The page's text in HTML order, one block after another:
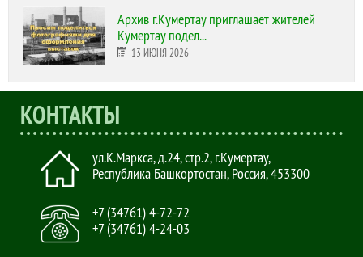
Архив г.Кумертау приглашает жителей
Кумертау подел...
13 ИЮНЯ 2026
КОНТАКТЫ
ул.К.Маркса, д.24, стр.2,г.Кумертау,
Республика Башкортостан, Россия,453300
+7 (34761) 4-72-72
+7 (34761) 4-24-03